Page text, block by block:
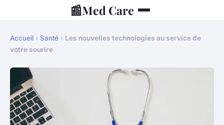
📰Med Care
Accueil › Santé › Les nouvelles technologies au service de
votre sourire